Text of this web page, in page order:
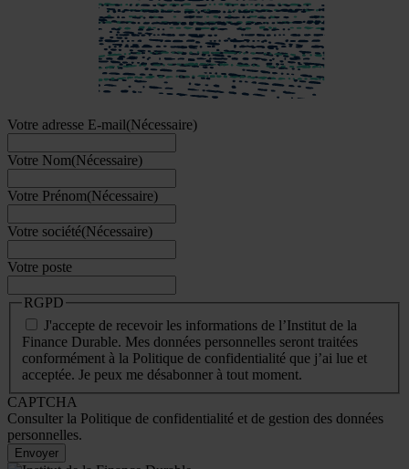
Votre adresse E-mail(Nécessaire)
Votre Nom(Nécessaire)
Votre Prénom(Nécessaire)
Votre société(Nécessaire)
Votre poste
RGPD
J'accepte de recevoir les informations de l’Institut de la
Finance Durable. Mes données personnelles seront traitées
conformément à la Politique de confidentialité que j’ai lue et
acceptée. Je peux me désabonner à tout moment.
CAPTCHA
Consulter la Politique de confidentialité et de gestion des données
personnelles.